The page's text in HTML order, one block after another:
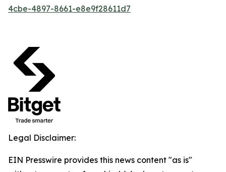
4cbe-4897-8661-e8e9f28611d7
Legal Disclaimer:
EIN Presswire provides this news content "as is"